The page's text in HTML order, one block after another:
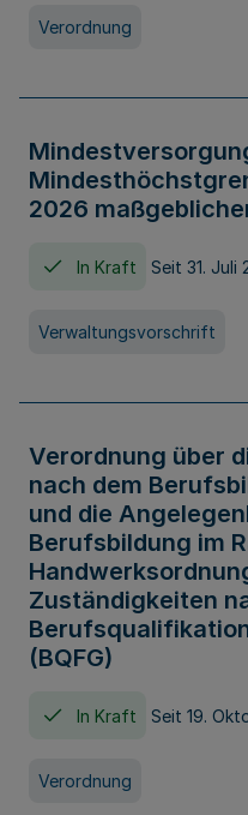
Verordnung
2026
In Kraft Seit 31. Juli
Verwaltungsvorschrift
Verordnung über
nach dem
und die
Berufsbildung im
Zuständigkeiten
(BQFG)
In Kraft Seit 19.
Verordnung